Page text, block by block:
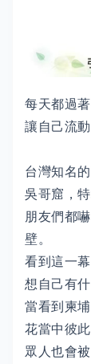
每天都過
讓自己流
台灣知名
吳哥窟，
朋友們都
壁。
看到這一
想自己有
當看到柬
花當中彼
眾人也會